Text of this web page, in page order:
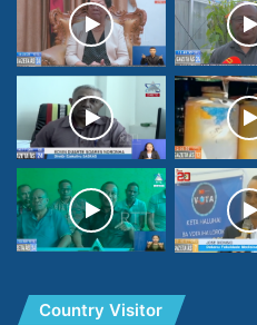
Country Visitor